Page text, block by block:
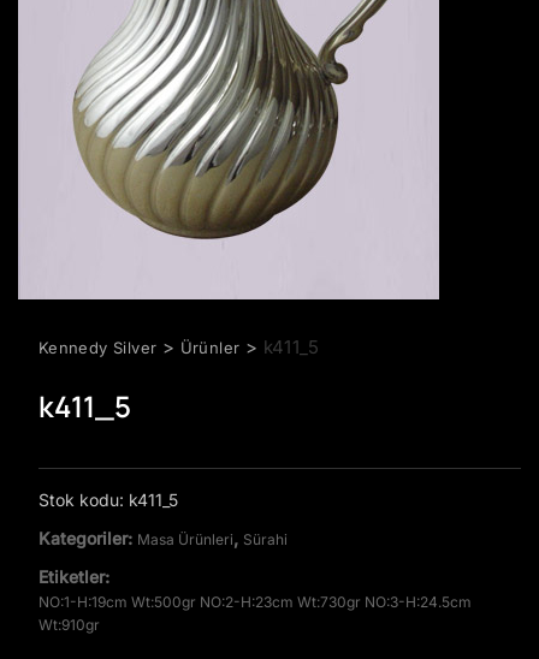
Kennedy Silver > Ürünler > k411_5
k411_5
Stok kodu: k411_5
Kategoriler: Masa Ürünleri, Sürahi
Etiketler:
NO:1-H:19cm Wt:500gr NO:2-H:23cm Wt:730gr NO:3-H:24.5cm
Wt:910gr